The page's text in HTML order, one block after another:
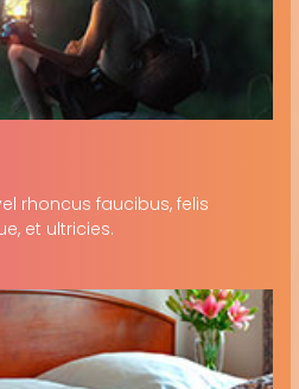
rhoncus faucibus, felis
et ultricies.